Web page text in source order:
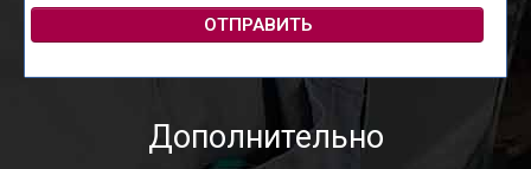
ОТПРАВИТЬ
Дополнительно